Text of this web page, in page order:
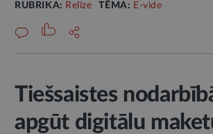
RUBRIKA: Relīze TĒMA: E-vide
Tiešsaistes
apgūt digitālu